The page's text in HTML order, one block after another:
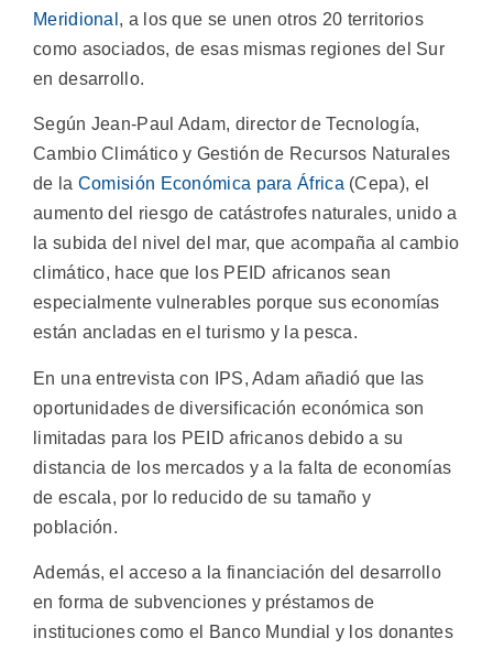
Meridional , a los que se unen otros 20 territorios
como asociados, de esas mismas regiones del Sur
en desarrollo.
Según Jean-Paul Adam, director de Tecnología,
Cambio Climático y Gestión de Recursos Naturales
de la Comisión Económica para África (Cepa), el
aumento del riesgo de catástrofes naturales, unido a
la subida del nivel del mar, que acompaña al cambio
climático, hace que los PEID africanos sean
especialmente vulnerables porque sus economías
están ancladas en el turismo y la pesca.
En una entrevista con IPS, Adam añadió que las
oportunidades de diversificación económica son
limitadas para los PEID africanos debido a su
distancia de los mercados y a la falta de economías
de escala, por lo reducido de su tamaño y
población.
Además, el acceso a la financiación del desarrollo
en forma de subvenciones y préstamos de
instituciones como el Banco Mundial y los donantes